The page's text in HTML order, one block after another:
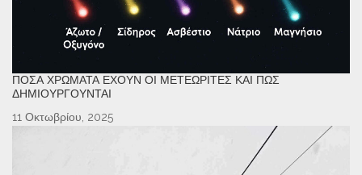
ΠΌΣΑ ΧΡΏΜΑΤΑ ΈΧΟΥΝ ΟΙ ΜΕΤΕΩΡΊΤΕΣ ΚΑΙ ΠΏΣ
ΔΗΜΙΟΥΡΓΟΎΝΤΑΙ
11 Οκτωβρίου, 2025